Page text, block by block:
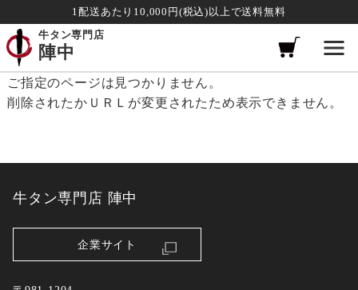
1配送あたり10,000円(税込)以上で送料無料
牛タン専門店
陣中
ご指定のページは見つかりません。
削除されたかＵＲＬが変更されたため表示できません。
牛タン専門店 陣中
企業サイト